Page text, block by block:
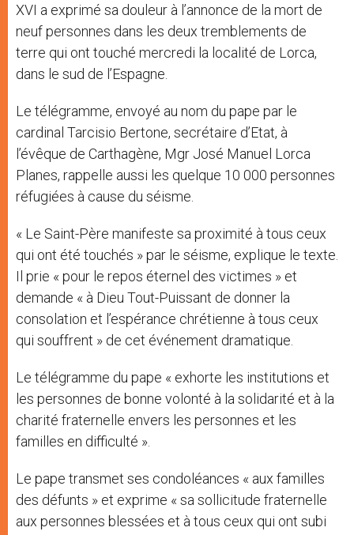
XVI a exprimé sa douleur à l’annonce de la mort de
neuf personnes dans les deux tremblements de
terre qui ont touché mercredi la localité de Lorca,
dans le sud de l’Espagne.
Le télégramme, envoyé au nom du pape par le
cardinal Tarcisio Bertone, secrétaire d’Etat, à
l’évêque de Carthagène, Mgr José Manuel Lorca
Planes, rappelle aussi les quelque 10 000 personnes
réfugiées à cause du séisme.
« Le Saint-Père manifeste sa proximité à tous ceux
qui ont été touchés » par le séisme, explique le texte.
Il prie « pour le repos éternel des victimes » et
demande « à Dieu Tout-Puissant de donner la
consolation et l’espérance chrétienne à tous ceux
qui souffrent » de cet événement dramatique.
Le télégramme du pape « exhorte les institutions et
les personnes de bonne volonté à la solidarité et à la
charité fraternelle envers les personnes et les
familles en difficulté ».
Le pape transmet ses condoléances « aux familles
des défunts » et exprime « sa sollicitude fraternelle
aux personnes blessées et à tous ceux qui ont subi